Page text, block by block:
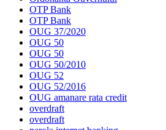
OTP Bank
OTP Bank
OUG 37/2020
OUG 50
OUG 50
OUG 50/2010
OUG 52
OUG 52/2016
OUG amanare rata credit
overdraft
overdraft